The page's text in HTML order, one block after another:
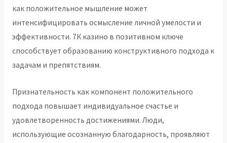
как положительное мышление может
интенсифицировать осмысление личной умелости и
эффективности. 7К казино в позитивном ключе
способствует образованию конструктивного подхода к
задачам и препятствиям.
Признательность как компонент положительного
подхода повышает индивидуальное счастье и
удовлетворенность достижениями. Люди,
использующие осознанную благодарность, проявляют